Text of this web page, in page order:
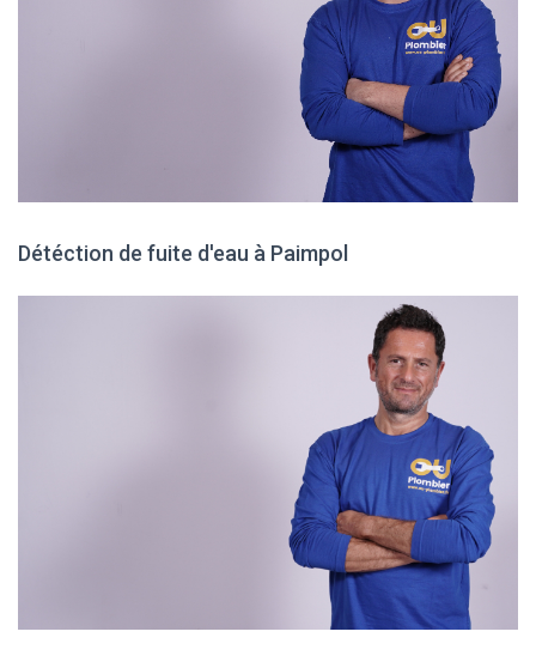
Détéction de fuite d'eau à Paimpol